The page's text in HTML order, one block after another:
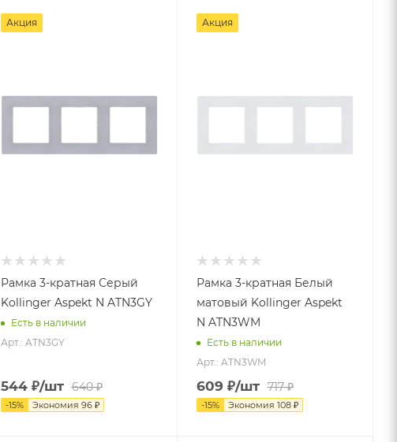
Акция
Рамка 3-кратная Серый
Kollinger Aspekt N ATN3GY
Есть в наличии
Арт.: ATN3GY
544₽/шт 640₽
-15% Экономия 96₽
Акция
Рамка 3-кратная Белый
матовый Kollinger Aspekt
N ATN3WM
Есть в наличии
Арт.: ATN3WM
609 ₽/шт 717₽
-15% Экономия 108₽